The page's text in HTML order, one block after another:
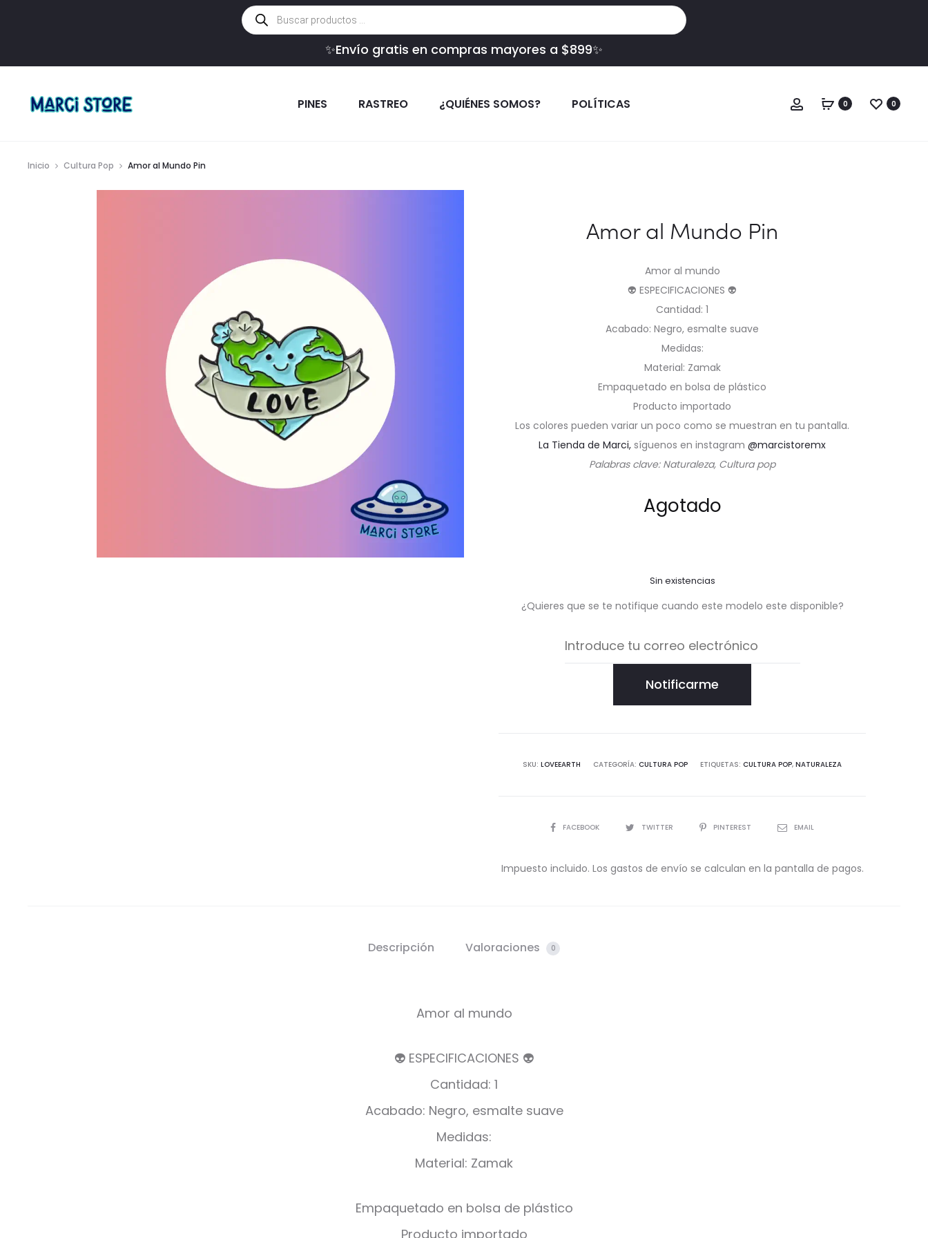
Búsqueda
de
productos
✨Envío gratis en compras mayores a $899✨
PINES RASTREO ¿QUIÉNES SOMOS? POLÍTICAS Cuenta
0 0
Inicio Cultura Pop Amor al Mundo Pin
Amor al Mundo Pin
Amor al mundo
👽 ESPECIFICACIONES 👽
Cantidad: 1
Acabado: Negro, esmalte suave
Medidas:
Material: Zamak
Empaquetado en bolsa de plástico
Producto importado
Los colores pueden variar un poco como se muestran en tu pantalla.
La Tienda de Marci, síguenos en instagram @marcistoremx
Palabras clave: Naturaleza, Cultura pop
Agotado
Sin existencias
¿Quieres que se te notifique cuando este modelo este disponible?
Notificarme
SKU: LOVEEARTH CATEGORÍA: CULTURA POP ETIQUETAS: CULTURA POP, NATURALEZA
COMPARTIR
FACEBOOK TWITTER PINTEREST EMAIL
Impuesto incluido. Los gastos de envío se calculan en la pantalla de pagos.
Descripción Valoraciones 0
Amor al mundo
👽 ESPECIFICACIONES 👽
Cantidad: 1
Acabado: Negro, esmalte suave
Medidas:
Material: Zamak
Empaquetado en bolsa de plástico
Producto importado